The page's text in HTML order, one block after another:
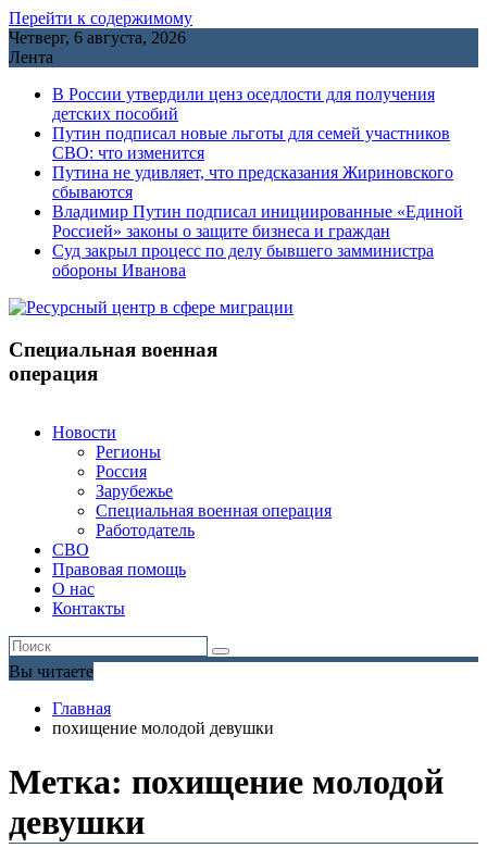
Перейти к содержимому
Четверг, 6 августа, 2026
Лента
В России утвердили ценз оседлости для получения
детских пособий
Путин подписал новые льготы для семей участников
СВО: что изменится
Путина не удивляет, что предсказания Жириновского
сбываются
Владимир Путин подписал инициированные «Единой
Россией» законы о защите бизнеса и граждан
Cуд закрыл процесс по делу бывшего замминистра
обороны Иванова
Специальная военная
операция
Новости
Регионы
Россия
Зарубежье
Специальная военная операция
Работодатель
СВО
Правовая помощь
О нас
Контакты
Вы читаете
Главная
похищение молодой девушки
Метка: похищение молодой
девушки